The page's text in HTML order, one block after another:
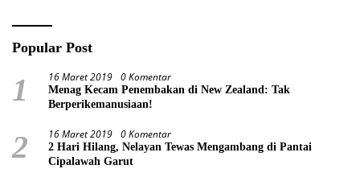
Popular Post
1 16 Maret 2019 0 Komentar
Menag Kecam Penembakan di New Zealand: Tak
Berperikemanusiaan!
2 16 Maret 2019 0 Komentar
2 Hari Hilang, Nelayan Tewas Mengambang di Pantai
Cipalawah Garut